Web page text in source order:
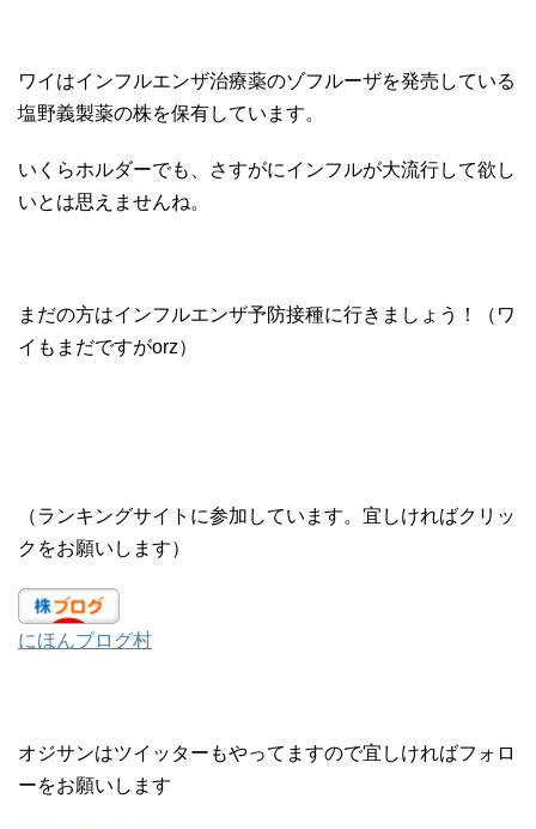
ワイはインフルエンザ治療薬のゾフルーザを発売している
塩野義製薬の株を保有しています。
いくらホルダーでも、さすがにインフルが大流行して欲し
いとは思えませんね。
まだの方はインフルエンザ予防接種に行きましょう！（ワ
イもまだですがorz）
（ランキングサイトに参加しています。宜しければクリッ
クをお願いします）
にほんブログ村
オジサンはツイッターもやってますので宜しければフォロ
ーをお願いします